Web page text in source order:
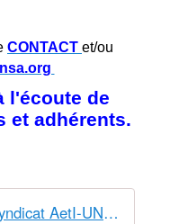
CONTACT et/ou
l'écoute de
et adhérents.
circulaire - Syndicat AetI-UNSA Académie Reims